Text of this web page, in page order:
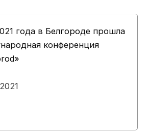
года в Белгороде прошла
конференция